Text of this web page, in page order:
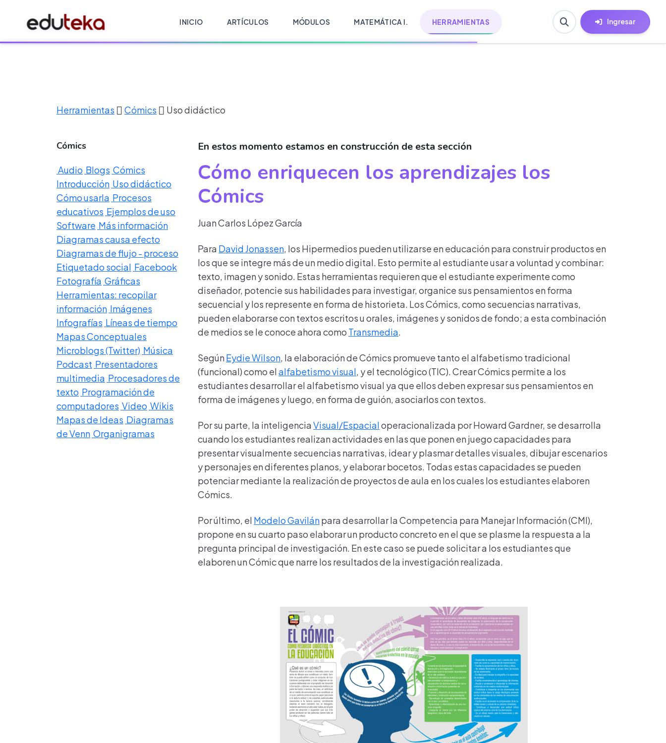
INICIO ARTÍCULOS MÓDULOS MATEMÁTICA I. HERRAMIENTAS Ingresar
Herramientas Cómics Uso didáctico
Cómics
Audio Blogs Cómics
Introducción Uso didáctico
Cómo usarla Procesos
educativos Ejemplos de uso
Software Más información
Diagramas causa efecto
Diagramas de flujo - proceso
Etiquetado social Facebook
Fotografía Gráficas
Herramientas: recopilar
información Imágenes
Infografías Líneas de tiempo
Mapas Conceptuales
Microblogs (Twitter) Música
Podcast Presentadores
multimedia Procesadores de
texto Programación de
computadores Video Wikis
Mapas de Ideas Diagramas
de Venn Organigramas
En estos momento estamos en construcción de esta sección
Cómo enriquecen los aprendizajes los
Cómics
Juan Carlos López García
Para David Jonassen, los Hipermedios pueden utilizarse en educación para construir productos en
los que se integre más de un medio digital. Esto permite al estudiante usar a voluntad y combinar:
texto, imagen y sonido. Estas herramientas requieren que el estudiante experimente como
diseñador, potencie sus habilidades para investigar, organice sus pensamientos en forma
secuencial y los represente en forma de historieta. Los Cómics, como secuencias narrativas,
pueden elaborarse con textos escritos u orales, imágenes y sonidos de fondo; a esta combinación
de medios se le conoce ahora como Transmedia.
SegúnEydie Wilson, la elaboración de Cómics promueve tanto el alfabetismo tradicional
(funcional) como elalfabetismo visual, y el tecnológico (TIC). Crear Cómics permite a los
estudiantes desarrollar el alfabetismo visual ya que ellos deben expresar sus pensamientos en
forma de imágenes y luego, en forma de guión, asociarlos con textos.
Por su parte, la inteligenciaVisual/Espacialoperacionalizada por Howard Gardner, se desarrolla
cuando los estudiantes realizan actividades en las que ponen en juego capacidades para
presentar visualmente secuencias narrativas, idear y plasmar detalles visuales, dibujar escenarios
y personajes en diferentes planos, y elaborar bocetos. Todas estas capacidades se pueden
potenciar mediante la realización de proyectos de aula en los cuales los estudiantes elaboren
Cómics.
Por último, el Modelo Gavilánpara desarrollar la Competencia para Manejar Información (CMI),
propone en su cuarto paso elaborar un producto concreto en el que se plasme la respuesta a la
pregunta principal de investigación. En este caso se puede solicitar a los estudiantes que
elaboren un Cómic que narre los resultados de la investigación realizada.